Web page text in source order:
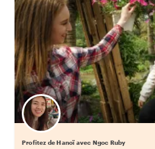
Profitez de Hanoï avec Ngoc Ruby